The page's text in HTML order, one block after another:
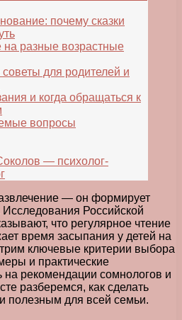
почему сказки
на разные возрастные
советы для родителей и
и когда обращаться к
вопросы
— психолог-
— он формирует
Российской
что регулярное чтение
время засыпания у детей на
ключевые критерии выбора
и практические
на рекомендации сомнологов и
разберемся, как сделать
полезным для всей семьи.